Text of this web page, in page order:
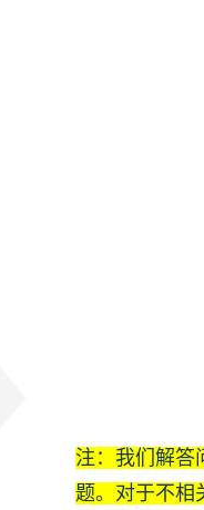
注：我们解答
题。对于不相